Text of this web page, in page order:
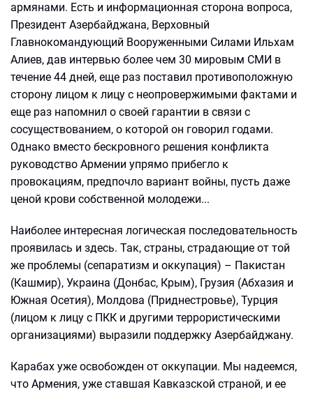
армянами. Есть и информационная сторона вопроса,
Президент Азербайджана, Верховный
Главнокомандующий Вооруженными Силами Ильхам
Алиев, дав интервью более чем 30 мировым СМИ в
течение 44 дней, еще раз поставил противоположную
сторону лицом к лицу с неопровержимыми фактами и
еще раз напомнил о своей гарантии в связи с
сосуществованием, о которой он говорил годами.
Однако вместо бескровного решения конфликта
руководство Армении упрямо прибегло к
провокациям, предпочло вариант войны, пусть даже
ценой крови собственной молодежи...
Наиболее интересная логическая последовательность
проявилась и здесь. Так, страны, страдающие от той
же проблемы (сепаратизм и оккупация) – Пакистан
(Кашмир), Украина (Донбас, Крым), Грузия (Абхазия и
Южная Осетия), Молдова (Приднестровье), Турция
(лицом к лицу с ПКК и другими террористическими
организациями) выразили поддержку Азербайджану.
Карабах уже освобожден от оккупации. Мы надеемся,
что Армения, уже ставшая Кавказской страной, и ее